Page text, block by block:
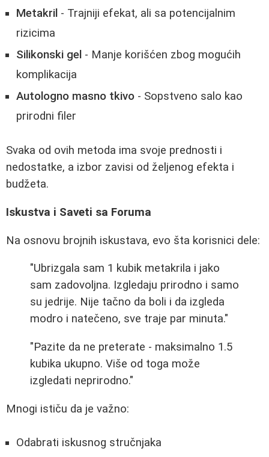
Metakril - Trajniji efekat, ali sa potencijalnim
rizicima
Silikonski gel - Manje korišćen zbog mogućih
komplikacija
Autologno masno tkivo - Sopstveno salo kao
prirodni filer
Svaka od ovih metoda ima svoje prednosti i
nedostatke, a izbor zavisi od željenog efekta i
budžeta.
Iskustva i Saveti sa Foruma
Na osnovu brojnih iskustava, evo šta korisnici dele:
"Ubrizgala sam 1 kubik metakrila i jako
sam zadovoljna. Izgledaju prirodno i samo
su jedrije. Nije tačno da boli i da izgleda
modro i natečeno, sve traje par minuta."
"Pazite da ne preterate - maksimalno 1.5
kubika ukupno. Više od toga može
izgledati neprirodno."
Mnogi ističu da je važno:
Odabrati iskusnog stručnjaka